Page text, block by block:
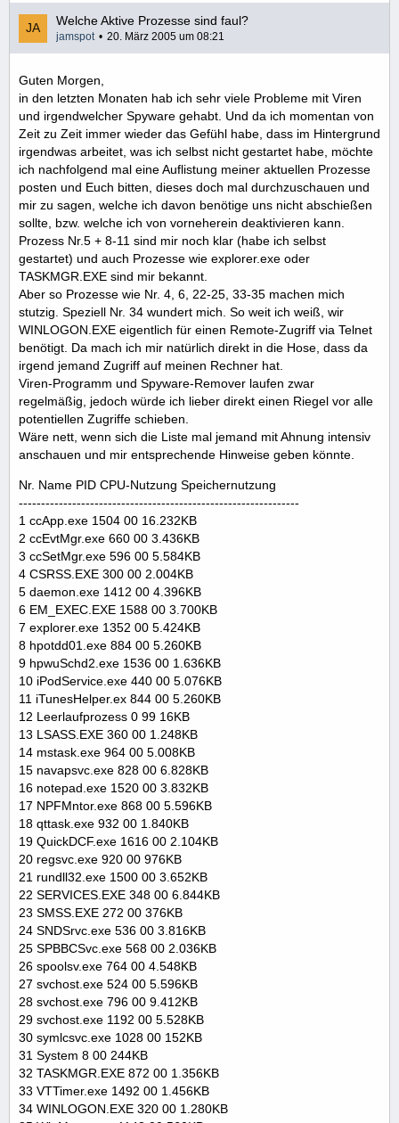
Welche Aktive Prozesse sind faul?
jamspot 20. März 2005 um 08:21
Guten Morgen,
in den letzten Monaten hab ich sehr viele Probleme mit Viren
und irgendwelcher Spyware gehabt. Und da ich momentan von
Zeit zu Zeit immer wieder das Gefühl habe, dass im Hintergrund
irgendwas arbeitet, was ich selbst nicht gestartet habe, möchte
ich nachfolgend mal eine Auflistung meiner aktuellen Prozesse
posten und Euch bitten, dieses doch mal durchzuschauen und
mir zu sagen, welche ich davon benötige uns nicht abschießen
sollte, bzw. welche ich von vorneherein deaktivieren kann.
Prozess Nr.5 + 8-11 sind mir noch klar (habe ich selbst
gestartet) und auch Prozesse wie explorer.exe oder
TASKMGR.EXE sind mir bekannt.
Aber so Prozesse wie Nr. 4, 6, 22-25, 33-35 machen mich
stutzig. Speziell Nr. 34 wundert mich. So weit ich weiß, wir
WINLOGON.EXE eigentlich für einen Remote-Zugriff via Telnet
benötigt. Da mach ich mir natürlich direkt in die Hose, dass da
irgend jemand Zugriff auf meinen Rechner hat.
Viren-Programm und Spyware-Remover laufen zwar
regelmäßig, jedoch würde ich lieber direkt einen Riegel vor alle
potentiellen Zugriffe schieben.
Wäre nett, wenn sich die Liste mal jemand mit Ahnung intensiv
anschauen und mir entsprechende Hinweise geben könnte.
Nr. Name PID CPU-Nutzung Speichernutzung
---------------------------------------------------------------
1 ccApp.exe 1504 00 16.232KB
2 ccEvtMgr.exe 660 00 3.436KB
3 ccSetMgr.exe 596 00 5.584KB
4 CSRSS.EXE 300 00 2.004KB
5 daemon.exe 1412 00 4.396KB
6 EM_EXEC.EXE 1588 00 3.700KB
7 explorer.exe 1352 00 5.424KB
8 hpotdd01.exe 884 00 5.260KB
9 hpwuSchd2.exe 1536 00 1.636KB
10 iPodService.exe 440 00 5.076KB
11 iTunesHelper.ex 844 00 5.260KB
12 Leerlaufprozess 0 99 16KB
13 LSASS.EXE 360 00 1.248KB
14 mstask.exe 964 00 5.008KB
15 navapsvc.exe 828 00 6.828KB
16 notepad.exe 1520 00 3.832KB
17 NPFMntor.exe 868 00 5.596KB
18 qttask.exe 932 00 1.840KB
19 QuickDCF.exe 1616 00 2.104KB
20 regsvc.exe 920 00 976KB
21 rundll32.exe 1500 00 3.652KB
22 SERVICES.EXE 348 00 6.844KB
23 SMSS.EXE 272 00 376KB
24 SNDSrvc.exe 536 00 3.816KB
25 SPBBCSvc.exe 568 00 2.036KB
26 spoolsv.exe 764 00 4.548KB
27 svchost.exe 524 00 5.596KB
28 svchost.exe 796 00 9.412KB
29 svchost.exe 1192 00 5.528KB
30 symlcsvc.exe 1028 00 152KB
31 System 8 00 244KB
32 TASKMGR.EXE 872 00 1.356KB
33 VTTimer.exe 1492 00 1.456KB
34 WINLOGON.EXE 320 00 1.280KB